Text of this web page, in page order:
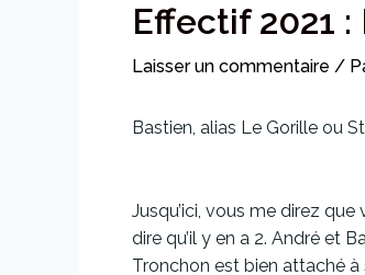
Effectif 2021
Laisser un commentaire /
Bastien, alias Le Gorille ou
Jusqu’ici, vous me direz
dire qu’il y en a 2. André et
Tronchon est bien attaché